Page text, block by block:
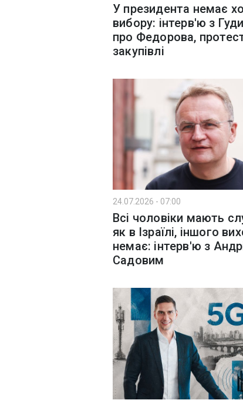
У президента немає
вибору: інтерв'ю з
про Федорова,
закупівлі
24.07.2026 - 07:00
Всі чоловіки мають
як в Ізраїлі, іншого
немає: інтерв'ю з
Садовим